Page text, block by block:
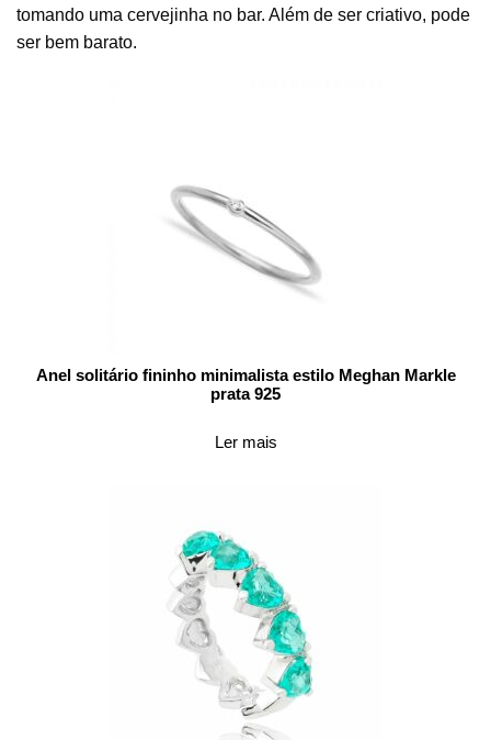
tomando uma cervejinha no bar. Além de ser criativo, pode
ser bem barato.
Anel solitário fininho minimalista estilo Meghan Markle
prata 925
Ler mais